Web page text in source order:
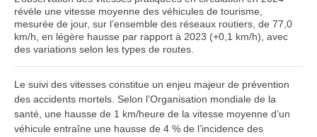
révèle une vitesse moyenne des véhicules de tourisme,
mesurée de jour, sur l’ensemble des réseaux routiers, de 77,0
km/h, en légère hausse par rapport à 2023 (+0,1 km/h), avec
des variations selon les types de routes.
Le suivi des vitesses constitue un enjeu majeur de prévention
des accidents mortels. Selon l’Organisation mondiale de la
santé, une hausse de 1 km/heure de la vitesse moyenne d’un
véhicule entraîne une hausse de 4 % de l’incidence des